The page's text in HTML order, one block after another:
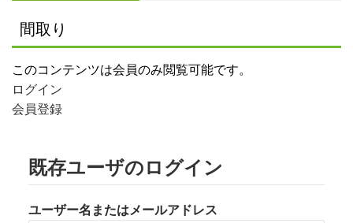
間取り
このコンテンツは会員のみ閲覧可能です。
ログイン
会員登録
既存ユーザのログイン
ユーザー名またはメールアドレス